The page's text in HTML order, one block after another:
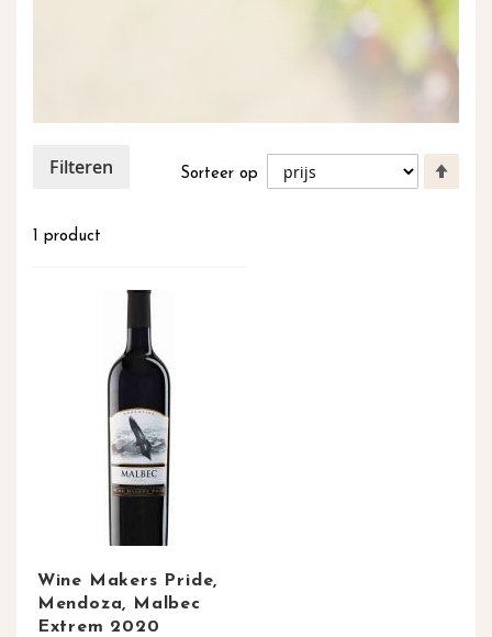
1 product
Sorteer op
hoog
Wine Makers Pride,
Mendoza, Malbec
Extrem 2020
Filteren